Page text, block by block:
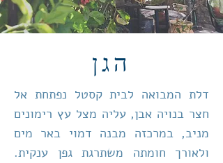
הגן
דלת המבואה לבית קסטל נפתחת אל
חצר בנויה אבן, עליה מצל עץ רימונים
מניב, במרכזה מבנה דמוי באר מים
ולאורך חומתה משתרגת גפן ענקית.